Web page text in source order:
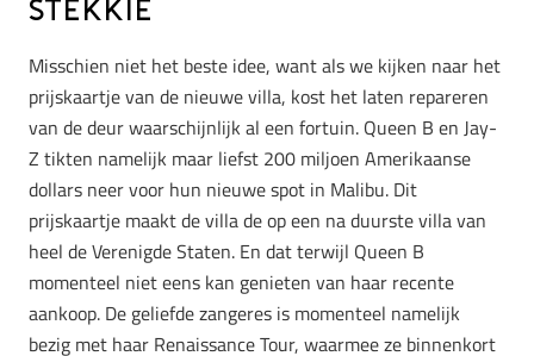
stekkie
Misschien niet het beste idee, want als we kijken naar het
prijskaartje van de nieuwe villa, kost het laten repareren
van de deur waarschijnlijk al een fortuin. Queen B en Jay-
Z tikten namelijk maar liefst 200 miljoen Amerikaanse
dollars neer voor hun nieuwe spot in Malibu. Dit
prijskaartje maakt de villa de op een na duurste villa van
heel de Verenigde Staten. En dat terwijl Queen B
momenteel niet eens kan genieten van haar recente
aankoop. De geliefde zangeres is momenteel namelijk
bezig met haar Renaissance Tour, waarmee ze binnenkort